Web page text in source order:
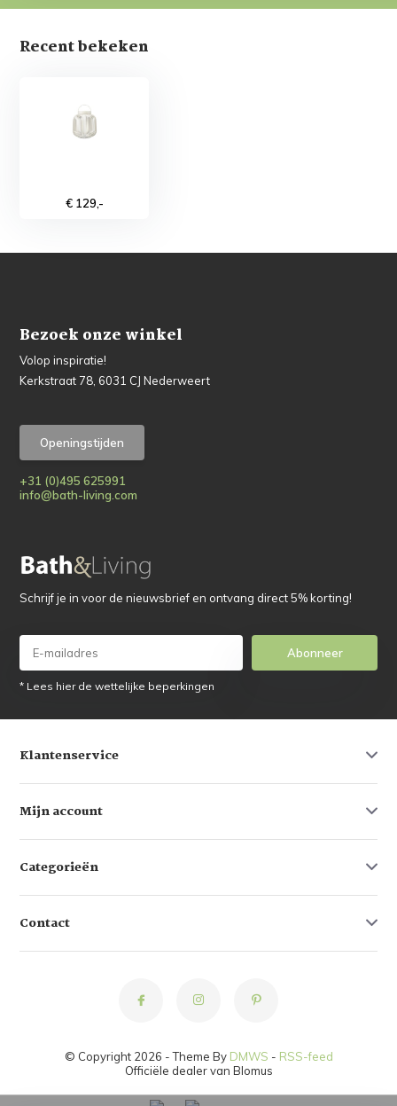
Recent bekeken
€ 129,-
Bezoek onze winkel
Volop inspiratie!
Kerkstraat 78, 6031 CJ Nederweert
Openingstijden
+31 (0)495 625991
info@bath-living.com
Schrijf je in voor de nieuwsbrief en ontvang direct 5% korting!
Abonneer
* Lees hier de wettelijke beperkingen
Klantenservice
Mijn account
Categorieën
Contact
© Copyright 2026 - Theme By DMWS - RSS-feed
Officiële dealer van Blomus